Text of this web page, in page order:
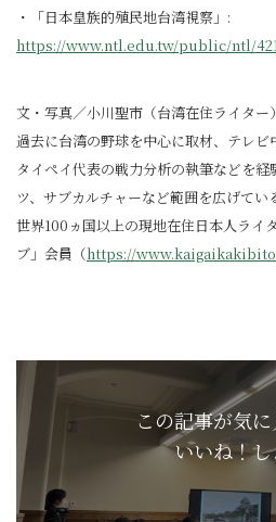
・「日本皇族的殖民地台湾視察」:
https://www.ntl.edu.tw/public/ntl/
文・写真／小川聖市（台湾在住ライター）
過去に台湾の野球を中心に取材、テレ
タイペイ代表の戦力分析の執筆などを
ツ、サブカルチャーなど範囲を広げてい
世界100ヵ国以上の現地在住日本人ライ
ブ」会員（https://
この記事が気
いいね！